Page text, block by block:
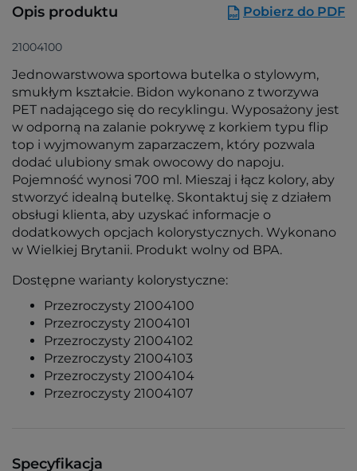
Opis produktu Pobierz do PDF
21004100
Jednowarstwowa sportowa butelka o stylowym,
smukłym kształcie. Bidon wykonano z tworzywa
PET nadającego się do recyklingu. Wyposażony jest
w odporną na zalanie pokrywę z korkiem typu flip
top i wyjmowanym zaparzaczem, który pozwala
dodać ulubiony smak owocowy do napoju.
Pojemność wynosi 700 ml. Mieszaj i łącz kolory, aby
stworzyć idealną butelkę. Skontaktuj się z działem
obsługi klienta, aby uzyskać informacje o
dodatkowych opcjach kolorystycznych. Wykonano
w Wielkiej Brytanii. Produkt wolny od BPA.
Dostępne warianty kolorystyczne:
Przezroczysty 21004100
Przezroczysty 21004101
Przezroczysty 21004102
Przezroczysty 21004103
Przezroczysty 21004104
Przezroczysty 21004107
Specyfikacja